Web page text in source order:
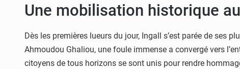
Une mobilisation historique
Dès les premières lueurs du jour, Ingall s’est parée de ses
Ahmoudou Ghaliou, une foule immense a convergé vers
citoyens de tous horizons se sont unis pour rendre